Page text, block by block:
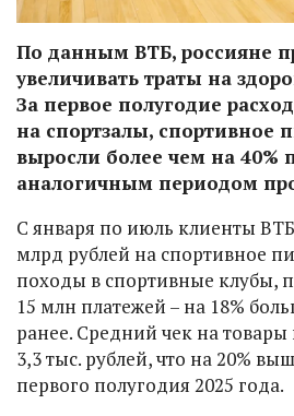
По данным ВТБ, россияне
увеличивать траты на
За первое полугодие
на спортзалы, спортивное
выросли более чем на 40%
аналогичным периодом
С января по июль клиенты
млрд рублей на спортивное
походы в спортивные клубы,
15 млн платежей – на 18%
ранее. Средний чек на товары
3,3 тыс. рублей, что на 20%
первого полугодия 2025 года.